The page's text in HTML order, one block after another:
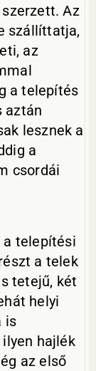
Az
szállíttatja,
az
a telepítés
aztán
lesznek a
a
csordái
a telepítési
a telek
tetejű, két
helyi
is
hajlék
az első